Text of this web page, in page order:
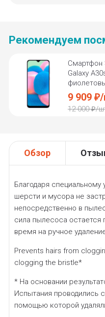
Рекомендуем
Смартфон
Galaxy
9 909 ₽/
12 000 ₽/
Обзор
Благодаря специальному
шерсти и мусора не
непосредственно в
сила пылесоса остается
время на ручное
Prevents hairs from
clogging the bristle*
* На основании
Испытания проводились
помощью которой